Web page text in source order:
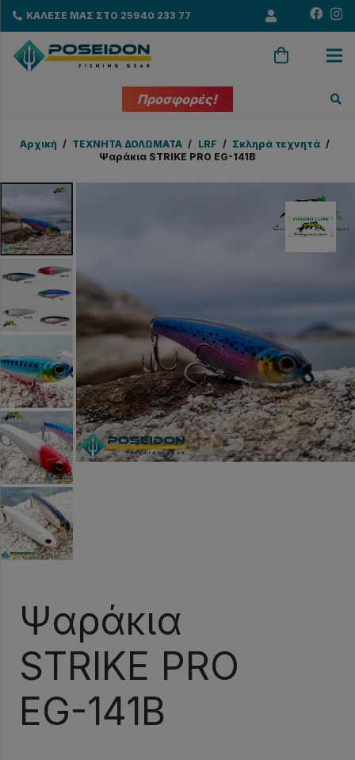
ΚΑΛΕΣΕ ΜΑΣ ΣΤΟ 25940 233 77
Προσφορές!
Αρχική / ΤΕΧΝΗΤΑ ΔΟΛΩΜΑΤΑ / LRF / Σκληρά τεχνητά /
Ψαράκια STRIKE PRO EG-141B
Ψαράκια
STRIKE PRO
EG-141B